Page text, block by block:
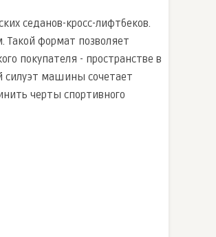
седанов-кросс-лифтбеков.
формат позволяет
покупателя - пространстве в
силуэт машины сочетает
черты спортивного